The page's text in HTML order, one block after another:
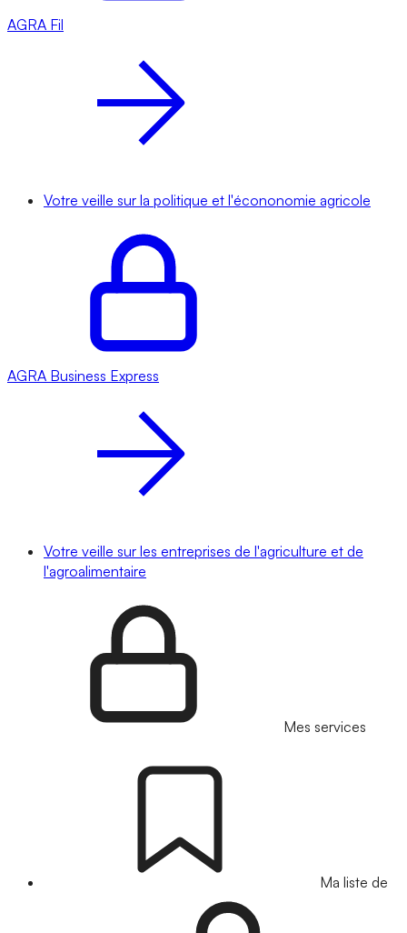
AGRA Fil
Votre veille sur la politique et l'écononomie agricole
AGRA Business Express
Votre veille sur les entreprises de l'agriculture et de
l'agroalimentaire
Mes services
Ma liste de